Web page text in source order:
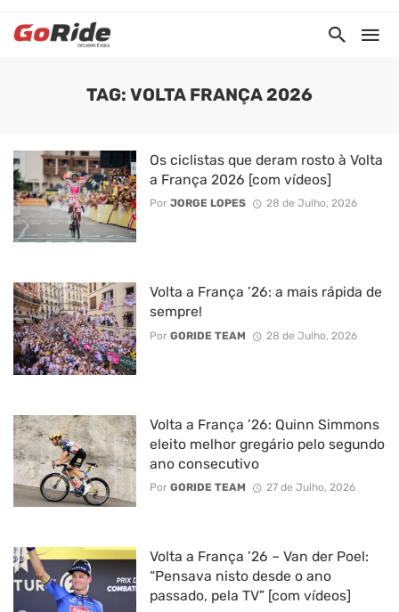
TAG: VOLTA FRANÇA 2026
Os ciclistas que deram rosto à Volta
a França 2026 [com vídeos]
Por JORGE LOPES 28 de Julho, 2026
Volta a França ’26: a mais rápida de
sempre!
Por GORIDE TEAM 28 de Julho, 2026
Volta a França ’26: Quinn Simmons
eleito melhor gregário pelo segundo
ano consecutivo
Por GORIDE TEAM 27 de Julho, 2026
Volta a França ’26 – Van der Poel:
“Pensava nisto desde o ano
passado, pela TV” [com vídeos]